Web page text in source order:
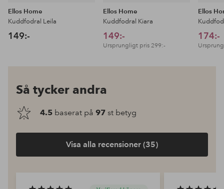
Ellos Home
Kuddfodral Leila
149:-
Ellos Home
Kuddfodral Kiara
149:-
Ursprungligt pris299:-
Ellos
174:-
Så tycker andra
4.5 baserat på 97 st betyg
Visa alla recensioner (35)